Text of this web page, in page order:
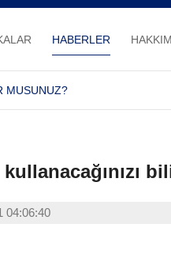
HABERLER
MUSUNUZ?
04:06:40